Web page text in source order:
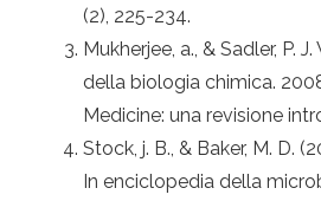
(2), 225-234.
Mukherjee, a., & Sadler, P.
della biologia chimica.
Medicine: una revisione
Stock, j. B., & Baker, M. D.
In enciclopedia della